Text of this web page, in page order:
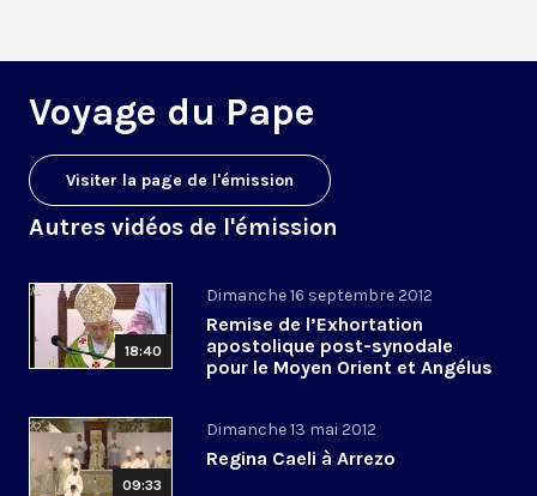
Voyage du Pape
Visiter la page de l'émission
Autres vidéos de l'émission
18:40
Dimanche 16 septembre 2012
Remise de l’Exhortation
apostolique post-synodale
pour le Moyen Orient et Angélus
09:33
Dimanche 13 mai 2012
Regina Caeli à Arrezo